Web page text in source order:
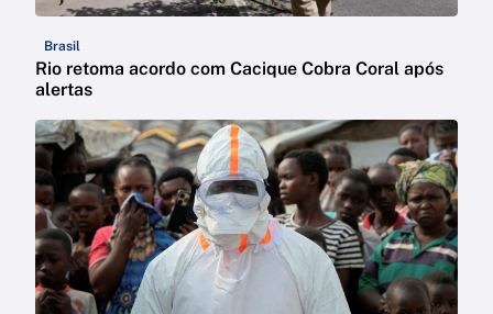
Brasil
Rio retoma acordo com Cacique Cobra Coral após
alertas